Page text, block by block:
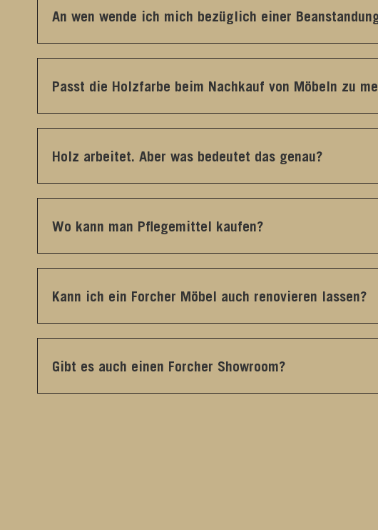
An wen wende ich mich bezüglich einer
Passt die Holzfarbe beim Nachkauf von Möbeln zu
Holz arbeitet. Aber was bedeutet das genau?
Wo kann man Pflegemittel kaufen?
Kann ich ein Forcher Möbel auch renovieren lassen?
Gibt es auch einen Forcher Showroom?